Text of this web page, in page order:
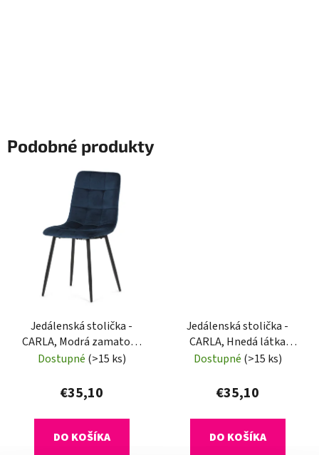
Podobné produkty
Jedálenská stolička -
CARLA, Modrá zamatová
látka
Dostupné (>15 ks)
€35,10
DO KOŠÍKA
Jedálenská stolička -
CARLA, Hnedá látka
(imitácia kože)
Dostupné (>15 ks)
€35,10
DO KOŠÍKA